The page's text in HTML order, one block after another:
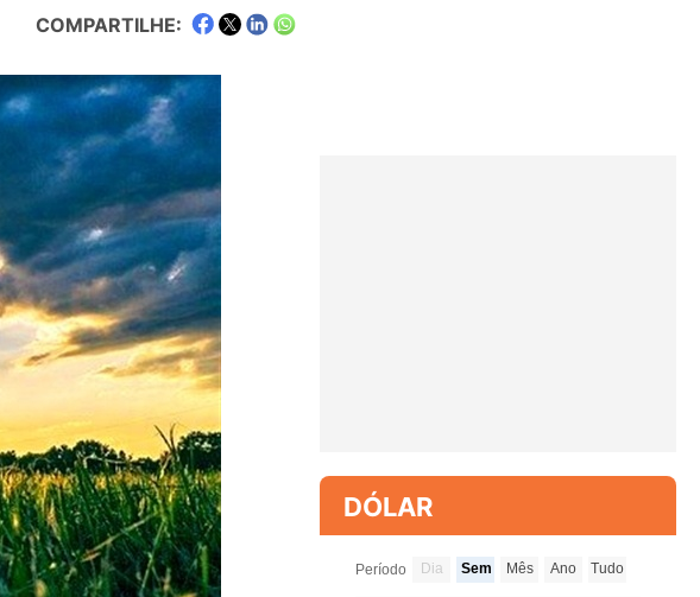
COMPARTILHE:
DÓLAR
Período Dia Sem Mês Ano Tudo